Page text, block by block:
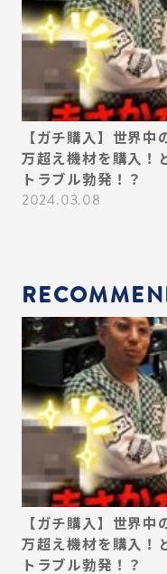
【ガチ購入】世界
万超え機材を購入！
トラブル勃発！？
2024.03.08
【ガチ購入】世界
万超え機材を購入！
トラブル勃発！？